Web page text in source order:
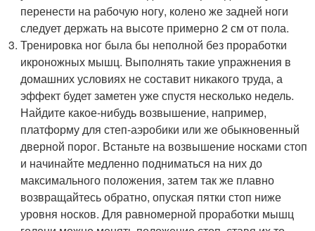
перенести на рабочую ногу, колено же задней ноги
следует держать на высоте примерно 2 см от пола.
Тренировка ног была бы неполной без проработки
икроножных мышц. Выполнять такие упражнения в
домашних условиях не составит никакого труда, а
эффект будет заметен уже спустя несколько недель.
Найдите какое-нибудь возвышение, например,
платформу для степ-аэробики или же обыкновенный
дверной порог. Встаньте на возвышение носками стоп
и начинайте медленно подниматься на них до
максимального положения, затем так же плавно
возвращайтесь обратно, опуская пятки стоп ниже
уровня носков. Для равномерной проработки мышц